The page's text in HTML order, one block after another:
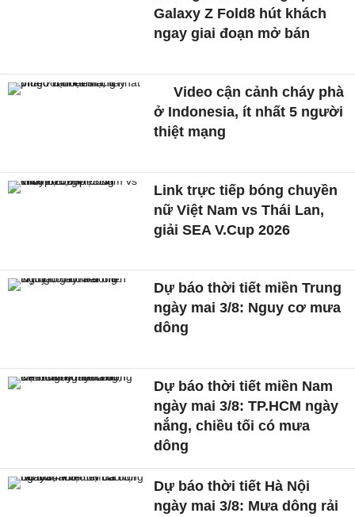
Galaxy Z Fold8 hút khách
ngay giai đoạn mở bán
Video cận cảnh cháy phà
ở Indonesia, ít nhất 5 người
thiệt mạng
Link trực tiếp bóng chuyền
nữ Việt Nam vs Thái Lan,
giải SEA V.Cup 2026
Dự báo thời tiết miền Trung
ngày mai 3/8: Nguy cơ mưa
dông
Dự báo thời tiết miền Nam
ngày mai 3/8: TP.HCM ngày
nắng, chiều tối có mưa
dông
Dự báo thời tiết Hà Nội
ngày mai 3/8: Mưa dông rải